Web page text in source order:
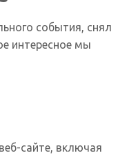
события, снял
интересное мы
сайте, включая